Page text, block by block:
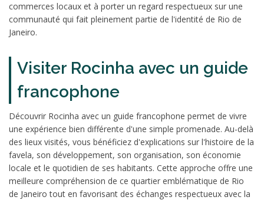
commerces locaux et à porter un regard respectueux sur une
communauté qui fait pleinement partie de l'identité de Rio de
Janeiro.
Visiter Rocinha avec un guide
francophone
Découvrir Rocinha avec un guide francophone permet de vivre
une expérience bien différente d'une simple promenade. Au-delà
des lieux visités, vous bénéficiez d'explications sur l'histoire de la
favela, son développement, son organisation, son économie
locale et le quotidien de ses habitants. Cette approche offre une
meilleure compréhension de ce quartier emblématique de Rio
de Janeiro tout en favorisant des échanges respectueux avec la